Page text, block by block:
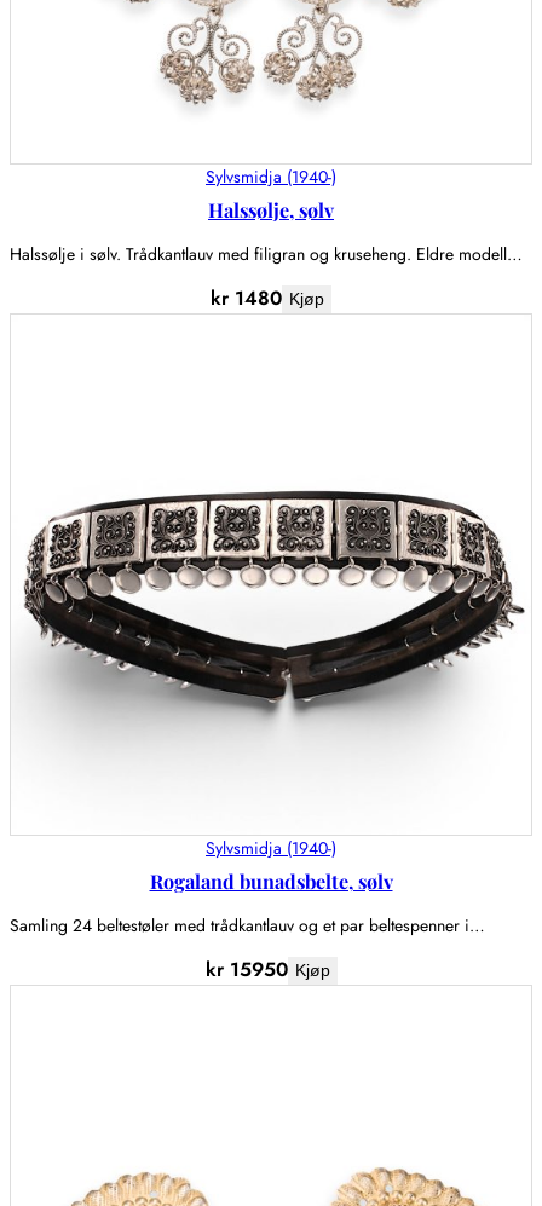
Sylvsmidja (1940-)
Halssølje, sølv
Halssølje i sølv. Trådkantlauv med filigran og kruseheng. Eldre modell…
kr 1480 Kjøp
Sylvsmidja (1940-)
Rogaland bunadsbelte, sølv
Samling 24 beltestøler med trådkantlauv og et par beltespenner i…
kr15950 Kjøp